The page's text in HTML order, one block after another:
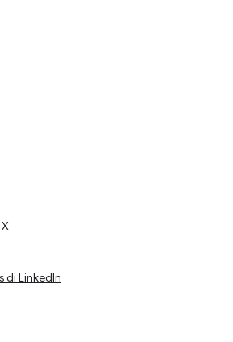
di LinkedIn